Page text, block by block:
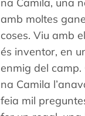
amb moltes
coses. Viu amb
és inventor, en
enmig del camp.
na Camila
feia mil